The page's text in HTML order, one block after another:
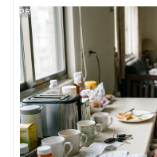
PR